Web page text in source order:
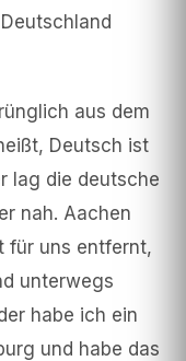
aus dem
Deutsch ist
lag die deutsche
nah. Aachen
für uns entfernt,
unterwegs
habe ich ein
und habe das